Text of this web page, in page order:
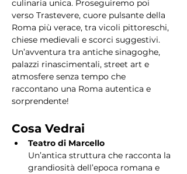
culinaria unica. Proseguiremo poi
verso Trastevere, cuore pulsante della
Roma più verace, tra vicoli pittoreschi,
chiese medievali e scorci suggestivi.
Un’avventura tra antiche sinagoghe,
palazzi rinascimentali, street art e
atmosfere senza tempo che
raccontano una Roma autentica e
sorprendente!
Cosa Vedrai
Teatro di Marcello
Un’antica struttura che racconta la
grandiosità dell’epoca romana e